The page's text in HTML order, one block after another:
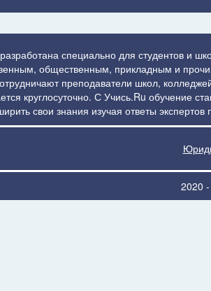
специально для студентов и
общественным, прикладным и
преподаватели школ,
круглосуточно. С Учись.Ru обучение
свои знания изучая ответы
2020